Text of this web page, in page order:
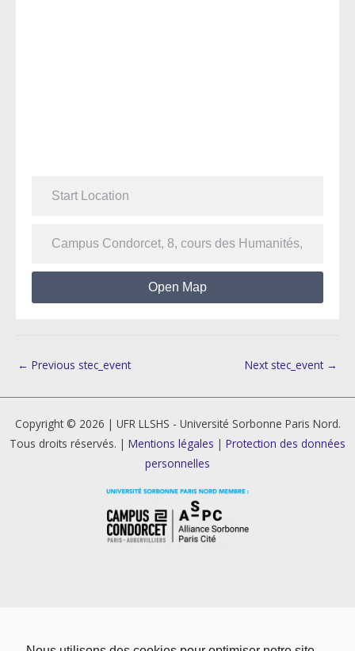
Open Map
← Previous stec_event Next stec_event →
Copyright © 2026 | UFR LLSHS - Université Sorbonne Paris Nord.
Tous droits réservés. | Mentions légales | Protection des données
personnelles